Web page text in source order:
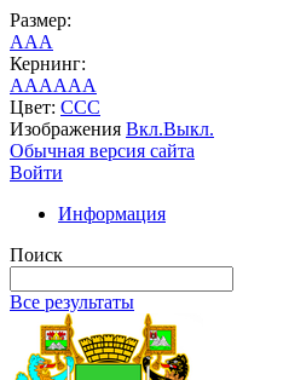
Размер:
AAA
Кернинг:
AAAAAA
Цвет: CCC
Изображения Вкл.Выкл.
Обычная версия сайта
Войти
Информация
Поиск
Все результаты